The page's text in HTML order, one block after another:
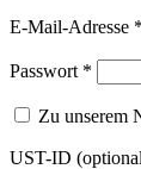
E-Mail-Adresse *
Passwort *
Zu unserem
UST-ID